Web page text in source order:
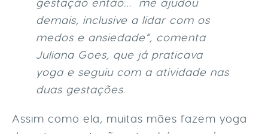
demais, inclusive a lidar com os
medos e ansiedade”, comenta
Juliana Goes, que já praticava
yoga e seguiu com a atividade nas
duas gestações.
Assim como ela, muitas mães fazem yoga